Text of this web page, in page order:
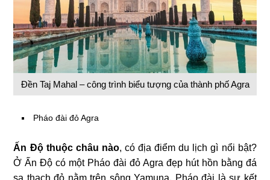
Đền Taj Mahal – công trình biểu tượng của thành phố Agra
Pháo đài đỏ Agra
Ấn Độ thuộc châu nào, có địa điểm du lịch gì nổi bật?
Ở Ấn Độ có một Pháo đài đỏ Agra đẹp hút hồn bằng đá
sa thạch đỏ nằm trên sông Yamuna. Pháo đài là sự kết